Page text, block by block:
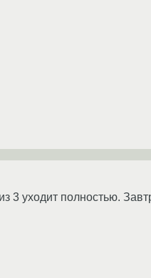
3 уходит полностью.